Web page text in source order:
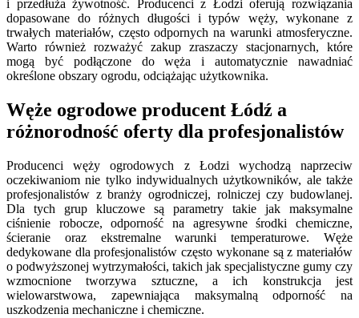
i przedłuża żywotność. Producenci z Łodzi oferują rozwiązania
dopasowane do różnych długości i typów węży, wykonane z
trwałych materiałów, często odpornych na warunki atmosferyczne.
Warto również rozważyć zakup zraszaczy stacjonarnych, które
mogą być podłączone do węża i automatycznie nawadniać
określone obszary ogrodu, odciążając użytkownika.
Węże ogrodowe producent Łódź a
różnorodność oferty dla profesjonalistów
Producenci węży ogrodowych z Łodzi wychodzą naprzeciw
oczekiwaniom nie tylko indywidualnych użytkowników, ale także
profesjonalistów z branży ogrodniczej, rolniczej czy budowlanej.
Dla tych grup kluczowe są parametry takie jak maksymalne
ciśnienie robocze, odporność na agresywne środki chemiczne,
ścieranie oraz ekstremalne warunki temperaturowe. Węże
dedykowane dla profesjonalistów często wykonane są z materiałów
o podwyższonej wytrzymałości, takich jak specjalistyczne gumy czy
wzmocnione tworzywa sztuczne, a ich konstrukcja jest
wielowarstwowa, zapewniająca maksymalną odporność na
uszkodzenia mechaniczne i chemiczne.